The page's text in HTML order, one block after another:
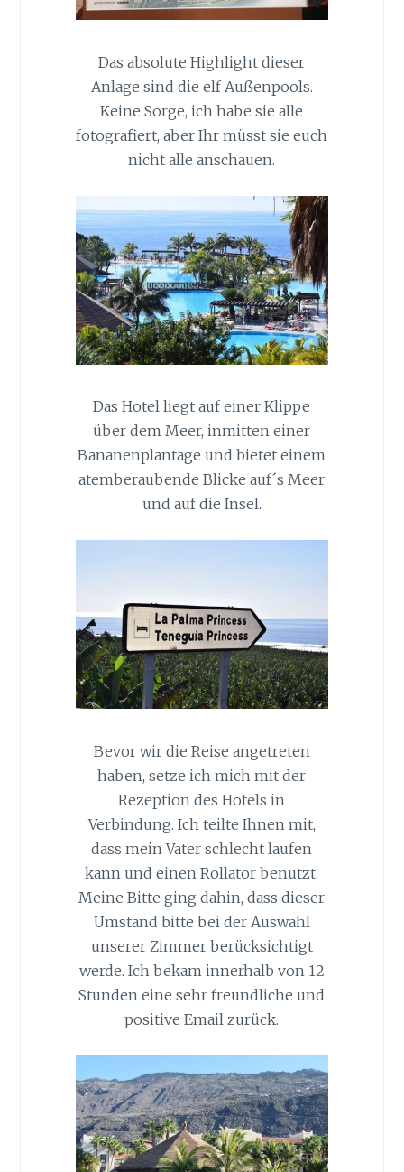
Das absolute Highlight dieser
Anlage sind die elf Außenpools.
Keine Sorge, ich habe sie alle
fotografiert, aber Ihr müsst sie euch
nicht alle anschauen.
Das Hotel liegt auf einer Klippe
über dem Meer, inmitten einer
Bananenplantage und bietet einem
atemberaubende Blicke auf´s Meer
und auf die Insel.
Bevor wir die Reise angetreten
haben, setze ich mich mit der
Rezeption des Hotels in
Verbindung. Ich teilte Ihnen mit,
dass mein Vater schlecht laufen
kann und einen Rollator benutzt.
Meine Bitte ging dahin, dass dieser
Umstand bitte bei der Auswahl
unserer Zimmer berücksichtigt
werde. Ich bekam innerhalb von 12
Stunden eine sehr freundliche und
positive Email zurück.